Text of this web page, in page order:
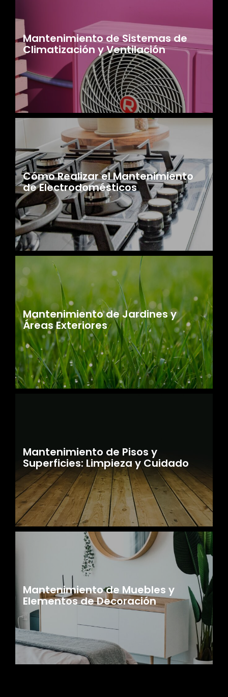
Mantenimiento de Sistemas de
Climatización y Ventilación
Cómo Realizar el Mantenimiento
de Electrodomésticos
Mantenimiento de Jardines y
Áreas Exteriores
Mantenimiento de Pisos y
Superficies: Limpieza y Cuidado
Mantenimiento de Muebles y
Elementos de Decoración